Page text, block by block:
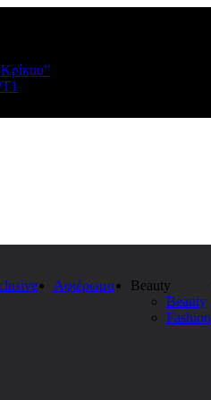
Αφιέρωμα
Beauty
Beauty
Fashion